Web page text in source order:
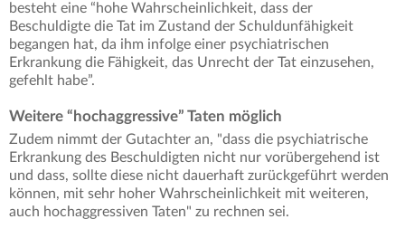
besteht eine “hohe Wahrscheinlichkeit, dass der
Beschuldigte die Tat im Zustand der Schuldunfähigkeit
begangen hat, da ihm infolge einer psychiatrischen
Erkrankung die Fähigkeit, das Unrecht der Tat einzusehen,
gefehlt habe”.
Weitere “hochaggressive” Taten möglich
Zudem nimmt der Gutachter an, "dass die psychiatrische
Erkrankung des Beschuldigten nicht nur vorübergehend ist
und dass, sollte diese nicht dauerhaft zurückgeführt werden
können, mit sehr hoher Wahrscheinlichkeit mit weiteren,
auch hochaggressiven Taten" zu rechnen sei.